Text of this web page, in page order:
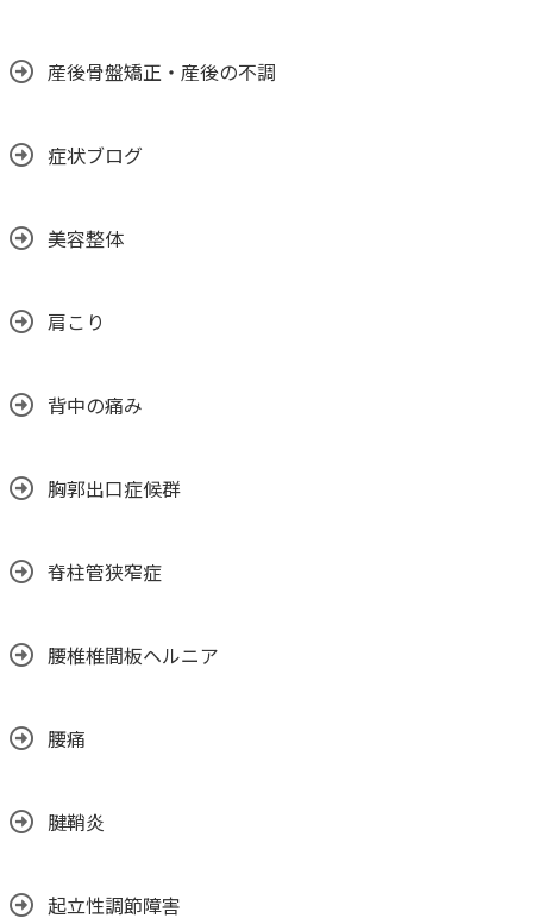
産後骨盤矯正・産後の不調
症状ブログ
美容整体
肩こり
背中の痛み
胸郭出口症候群
脊柱管狭窄症
腰椎椎間板ヘルニア
腰痛
腱鞘炎
起立性調節障害